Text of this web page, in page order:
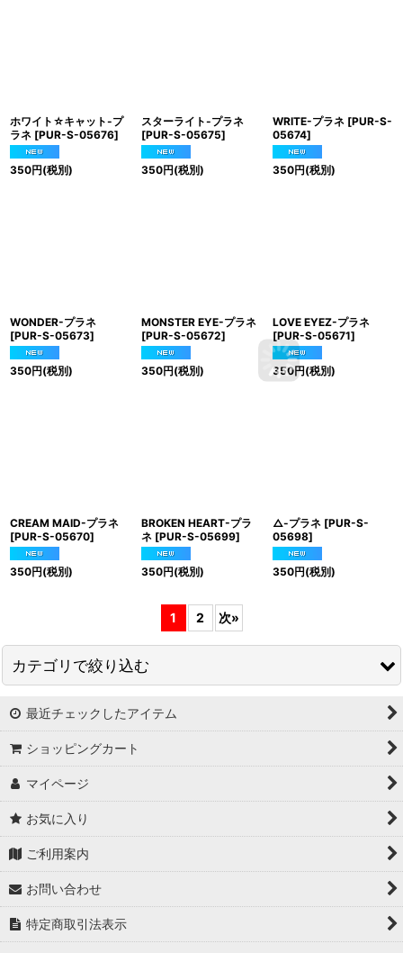
ホワイト☆キャット-プ
ラネ [PUR-S-05676]
350円(税別)
スターライト-プラネ
[PUR-S-05675]
350円(税別)
WRITE-プラネ [PUR-S-
05674]
350円(税別)
WONDER-プラネ
[PUR-S-05673]
350円(税別)
MONSTER EYE-プラネ
[PUR-S-05672]
350円(税別)
LOVE EYEZ-プラネ
[PUR-S-05671]
350円(税別)
CREAM MAID-プラネ
[PUR-S-05670]
350円(税別)
BROKEN HEART-プラ
ネ [PUR-S-05699]
350円(税別)
△-プラネ [PUR-S-
05698]
350円(税別)
1 2 次»
カテゴリで絞り込む
雑貨屋アリスの白うさぎ
最近チェックしたアイテム
ショッピングカート
マイページ
お気に入り
ご利用案内
お問い合わせ
特定商取引法表示